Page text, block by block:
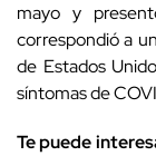
mayo y
correspondió a
de Estados
síntomas de
Te puede